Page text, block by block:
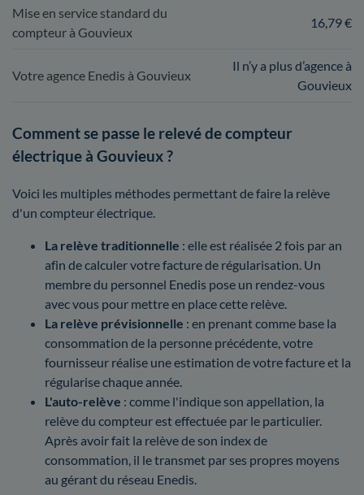
Mise en service standard du
compteur à Gouvieux
16,79 €
Votre agence Enedis à Gouvieux
Il n’y a plus d’agence à
Gouvieux
Comment se passe le relevé de compteur
électrique à Gouvieux ?
Voici les multiples méthodes permettant de faire la relève
d'un compteur électrique.
La relève traditionnelle : elle est réalisée 2 fois par an
afin de calculer votre facture de régularisation. Un
membre du personnel Enedis pose un rendez-vous
avec vous pour mettre en place cette relève.
La relève prévisionnelle : en prenant comme base la
consommation de la personne précédente, votre
fournisseur réalise une estimation de votre facture et la
régularise chaque année.
L'auto-relève : comme l'indique son appellation, la
relève du compteur est effectuée par le particulier.
Après avoir fait la relève de son index de
consommation, il le transmet par ses propres moyens
au gérant du réseau Enedis.